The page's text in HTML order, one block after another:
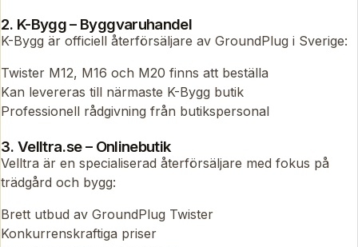
2. K-Bygg – Byggvaruhandel
K-Bygg är officiell återförsäljare av GroundPlug i Sverige:
Twister M12, M16 och M20 finns att beställa
Kan levereras till närmaste K-Bygg butik
Professionell rådgivning från butikspersonal
3. Velltra.se – Onlinebutik
Velltra är en specialiserad återförsäljare med fokus på
trädgård och bygg:
Brett utbud av GroundPlug Twister
Konkurrenskraftiga priser